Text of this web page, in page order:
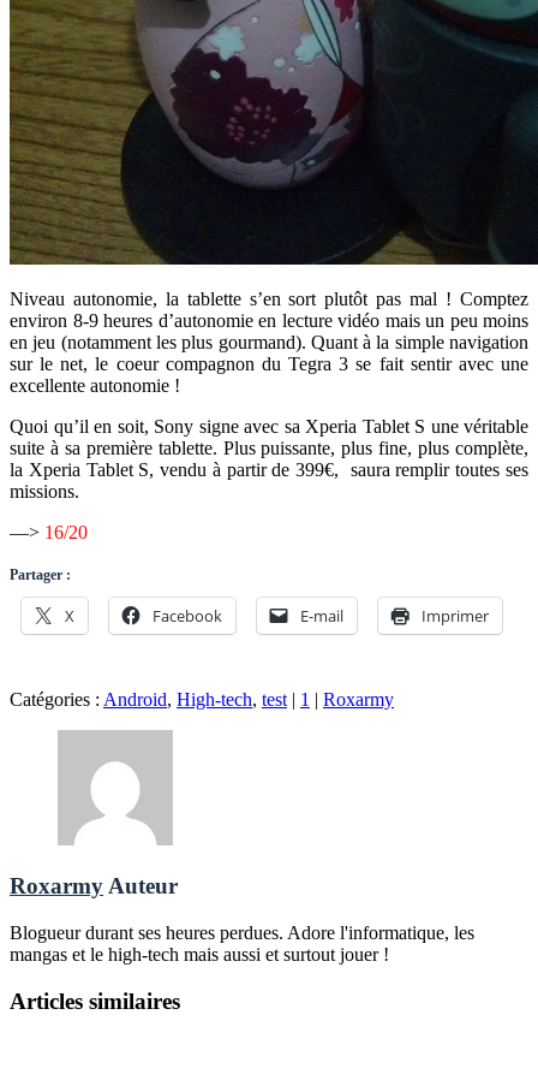
Niveau autonomie, la tablette s’en sort plutôt pas mal ! Comptez
environ 8-9 heures d’autonomie en lecture vidéo mais un peu moins
en jeu (notamment les plus gourmand). Quant à la simple navigation
sur le net, le coeur compagnon du Tegra 3 se fait sentir avec une
excellente autonomie !
Quoi qu’il en soit, Sony signe avec sa Xperia Tablet S une véritable
suite à sa première tablette. Plus puissante, plus fine, plus complète,
la Xperia Tablet S, vendu à partir de 399€, saura remplir toutes ses
missions.
—> 16/20
Partager :
X Facebook E-mail Imprimer
Catégories : Android, High-tech, test | 1 | Roxarmy
Roxarmy Auteur
Blogueur durant ses heures perdues. Adore l'informatique, les
mangas et le high-tech mais aussi et surtout jouer !
Articles similaires